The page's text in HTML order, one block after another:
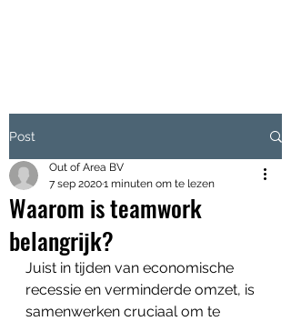
Post
Waarom is teamwork
belangrijk?
Out of Area BV
7 sep 20201 minuten om te lezen
Juist in tijden van economische
recessie en verminderde omzet, is
samenwerken cruciaal om te